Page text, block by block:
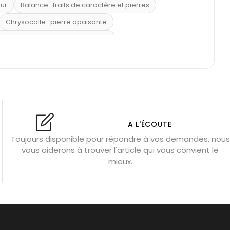
Balance : traits de caractère et pierres
Chrysocolle : pierre apaisante
Fluorite : pierre la plus colorée
Bracelets de perles pour homme
gemme ? Signification des pierres de naissance
A L'ÉCOUTE
Toujours disponible pour répondre à vos demandes, nous
vous aiderons à trouver l'article qui vous convient le
mieux.